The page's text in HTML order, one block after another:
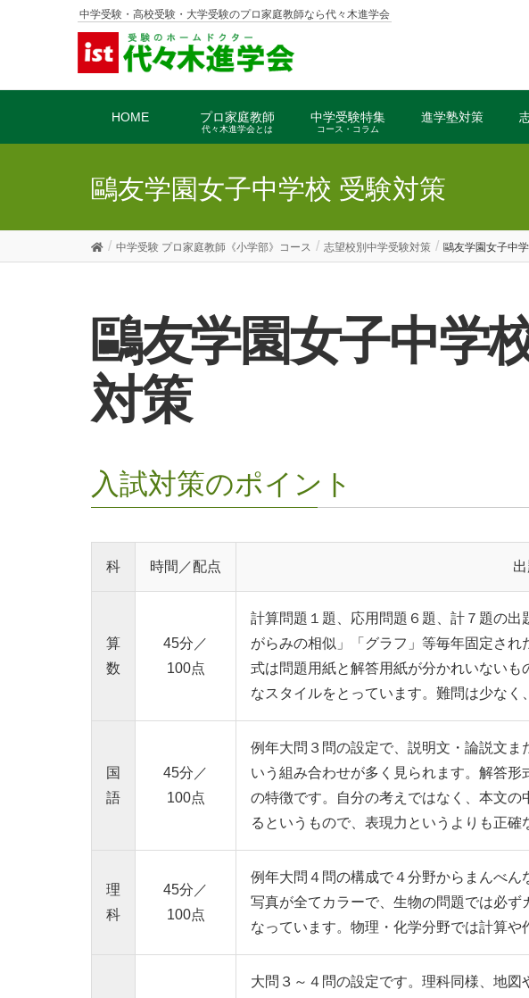
中学受験・高校受験・大学受験のプロ家庭教師なら代々木進学会
HOME プロ家庭教師
代々木進学会とは
中学受験特集
コース・コラム
進学塾対策
鷗友学園女子中学校 受験対策
中学受験 プロ家庭教師《小学部》コース 志望校別中学受験対策 鷗友学園女子中
鷗友学園女子中学校の入試傾向と
対策
入試対策のポイント
科 時間／配点
算
数
45分 ／
100点
計算問題１題、応用問題６題、計７題の
がらみの相似」「グラフ」等毎年固定さ
式は問題用紙と解答用紙が分かれいない
なスタイルをとっています。難問は少なく
国
語
45分 ／
100点
例年大問３問の設定で、説明文・論説文
いう組み合わせが多く見られます。解答
の特徴です。自分の考えではなく、本文
るというもので、表現力というよりも正確
理
科
45分 ／
100点
例年大問４問の構成で４分野からまんべ
写真が全てカラーで、生物の問題では必
なっています。物理・化学分野では計算や
大問３～４問の設定です。理科同様、地